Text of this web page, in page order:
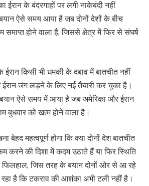
ईरान के बंदरगाहों पर लगी नाकेबंदी नहीं
ऐसे समय आया है जब दोनों देशों के बीच
समाप्त होने वाला है, जिससे क्षेत्र में फिर से संघर्ष
किसी भी धमकी के दबाव में बातचीत नहीं
जंग लड़ने के लिए नई तैयारी कर चुका है।
ऐसे समय में आया है जब अमेरिका और ईरान
बुधवार को खत्म होने वाला है।
बेहद महत्वपूर्ण होगा कि क्या दोनों देश बातचीत
करने की दिशा में कदम उठाते हैं या फिर स्थिति
जिस तरह के बयान दोनों ओर से आ रहे
है कि टकराव की आशंका अभी टली नहीं है।